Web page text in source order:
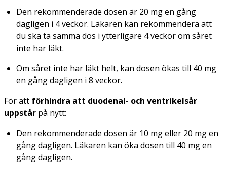
Den rekommenderade dosen är 20 mg en gång
dagligen i 4 veckor. Läkaren kan rekommendera att
du ska ta samma dos i ytterligare 4 veckor om såret
inte har läkt.
Om såret inte har läkt helt, kan dosen ökas till 40 mg
en gång dagligen i 8 veckor.
För att förhindra att duodenal- och ventrikelsår
uppstår på nytt:
Den rekommenderade dosen är 10 mg eller 20 mg en
gång dagligen. Läkaren kan öka dosen till 40 mg en
gång dagligen.